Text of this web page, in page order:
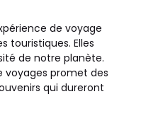
de voyage
touristiques. Elles
de notre planète.
voyages promet des
qui dureront